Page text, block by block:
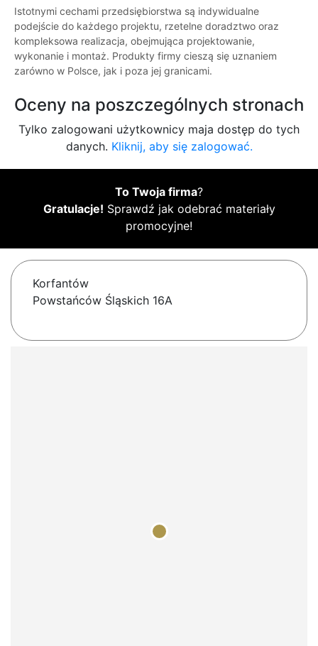
Istotnymi cechami przedsiębiorstwa są indywidualne
podejście do każdego projektu, rzetelne doradztwo oraz
kompleksowa realizacja, obejmująca projektowanie,
wykonanie i montaż. Produkty firmy cieszą się uznaniem
zarówno w Polsce, jak i poza jej granicami.
Oceny na poszczególnych stronach
Tylko zalogowani użytkownicy maja dostęp do tych
danych. Kliknij, aby się zalogować.
To Twoja firma?
Gratulacje! Sprawdź jak odebrać materiały
promocyjne!
Korfantów
Powstańców Śląskich 16A